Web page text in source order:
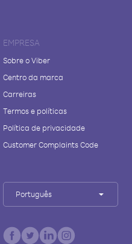
EMPRESA
Sobre o Viber
Centro da marca
Carreiras
Termos e políticas
Política de privacidade
Customer Complaints Code
Português